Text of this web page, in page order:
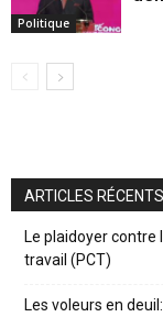
Politique
ARTICLES RÉCENTS
Le plaidoyer contre
travail (PCT)
Les voleurs en